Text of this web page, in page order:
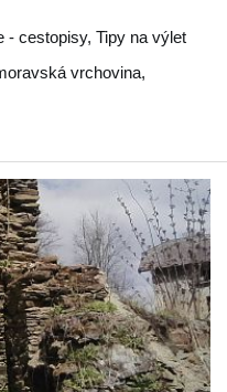
- cestopisy, Tipy na výlet
vrchovina,